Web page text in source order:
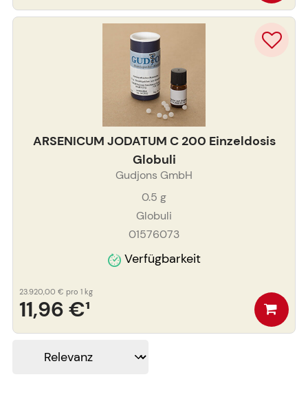
ARSENICUM JODATUM C 200 Einzeldosis
Globuli
Gudjons GmbH
0.5 g
Globuli
01576073
Verfügbarkeit
11,96 €¹
23.920,00 € pro 1 kg